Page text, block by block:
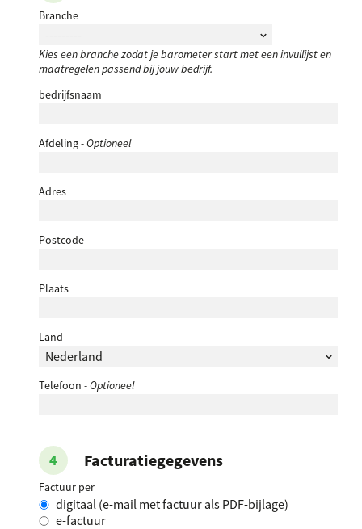
Branche
Kies een branche zodat je barometer start met een invullijst en
maatregelen passend bij jouw bedrijf.
bedrijfsnaam
Afdeling- Optioneel
Adres
Postcode
Plaats
Land
Telefoon - Optioneel
Facturatiegegevens
Factuur per
digitaal (e-mail met factuur als PDF-bijlage)
e-factuur